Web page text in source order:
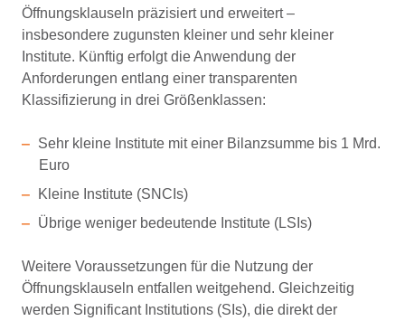
Öffnungsklauseln präzisiert und erweitert –
insbesondere zugunsten kleiner und sehr kleiner
Institute. Künftig erfolgt die Anwendung der
Anforderungen entlang einer transparenten
Klassifizierung in drei Größenklassen:
Sehr kleine Institute mit einer Bilanzsumme bis 1 Mrd.
Euro
Kleine Institute (SNCIs)
Übrige weniger bedeutende Institute (LSIs)
Weitere Voraussetzungen für die Nutzung der
Öffnungsklauseln entfallen weitgehend. Gleichzeitig
werden Significant Institutions (SIs), die direkt der